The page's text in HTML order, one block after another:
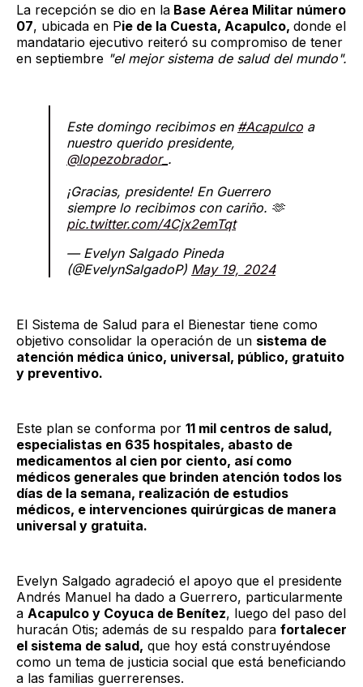
La recepción se dio en la Base Aérea Militar número
07, ubicada en Pie de la Cuesta, Acapulco, donde el
mandatario ejecutivo reiteró su compromiso de tener
en septiembre "el mejor sistema de salud del mundo".
Este domingo recibimos en #Acapulco a
nuestro querido presidente,
@lopezobrador_ .
¡Gracias, presidente! En Guerrero
siempre lo recibimos con cariño. 🫶
pic.twitter.com/4Cjx2emTqt
— Evelyn Salgado Pineda
(@EvelynSalgadoP) May 19, 2024
El Sistema de Salud para el Bienestar tiene como
objetivo consolidar la operación de un sistema de
atención médica único, universal, público, gratuito
y preventivo.
Este plan se conforma por 11 mil centros de salud,
especialistas en 635 hospitales, abasto de
medicamentos al cien por ciento, así como
médicos generales que brinden atención todos los
días de la semana, realización de estudios
médicos, e intervenciones quirúrgicas de manera
universal y gratuita.
Evelyn Salgado agradeció el apoyo que el presidente
Andrés Manuel ha dado a Guerrero, particularmente
a Acapulco y Coyuca de Benítez, luego del paso del
huracán Otis; además de su respaldo para fortalecer
el sistema de salud, que hoy está construyéndose
como un tema de justicia social que está beneficiando
a las familias guerrerenses.